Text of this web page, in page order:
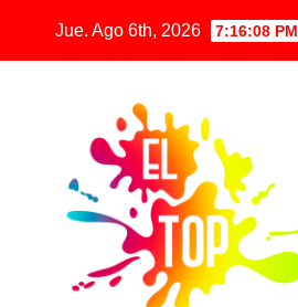
Jue. Ago 6th, 2026 7:16:10 PM